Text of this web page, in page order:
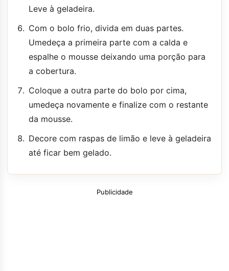
Leve à geladeira.
Com o bolo frio, divida em duas partes.
Umedeça a primeira parte com a calda e
espalhe o mousse deixando uma porção para
a cobertura.
Coloque a outra parte do bolo por cima,
umedeça novamente e finalize com o restante
da mousse.
Decore com raspas de limão e leve à geladeira
até ficar bem gelado.
Publicidade